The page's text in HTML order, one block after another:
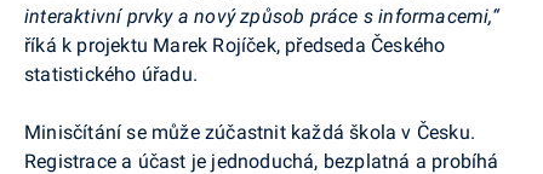
interaktivní prvky a nový způsob práce s informacemi,“
říká k projektu Marek Rojíček, předseda Českého
statistického úřadu.
Minisčítání se může zúčastnit každá škola v Česku.
Registrace a účast je jednoduchá, bezplatná a probíhá